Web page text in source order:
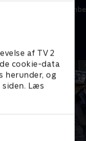
af TV 2
cookie-data
herunder, og
Læs
taler til
21.